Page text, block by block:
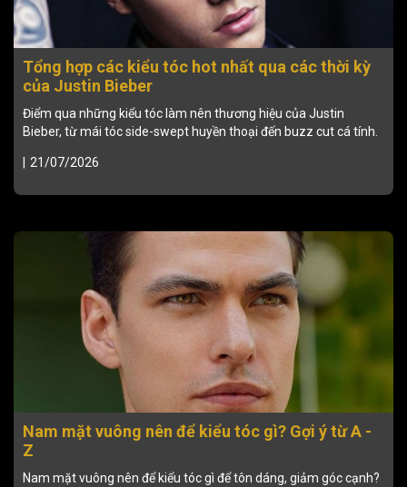
Tổng hợp các kiểu tóc hot nhất qua các thời kỳ
của Justin Bieber
Điểm qua những kiểu tóc làm nên thương hiệu của Justin
Bieber, từ mái tóc side-swept huyền thoại đến buzz cut cá tính.
| 21/07/2026
Nam mặt vuông nên để kiểu tóc gì? Gợi ý từ A -
Z
Nam mặt vuông nên để kiểu tóc gì để tôn dáng, giảm góc cạnh?